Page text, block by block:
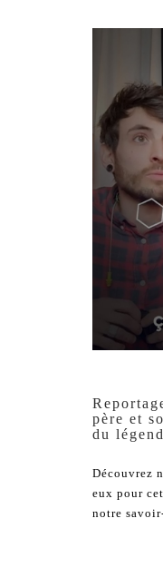
père et
du
Découvrez
eux pour
notre